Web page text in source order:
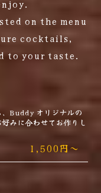
on the menu
cocktails,
to your taste.
、Buddy オリジナルの
みに合わせてお作りし
1,500円～